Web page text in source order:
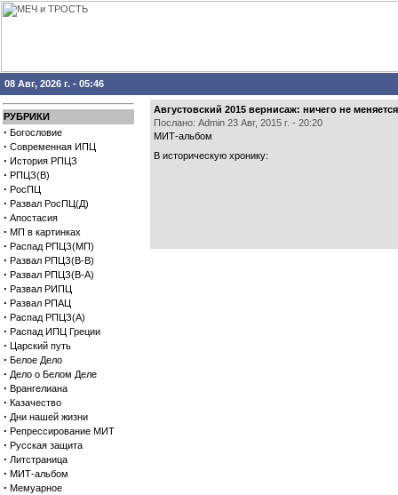
08 Авг, 2026 г. - 05:46
РУБРИКИ
· Богословие
· Современная ИПЦ
· История РПЦЗ
· РПЦЗ(В)
· РосПЦ
· Развал РосПЦ(Д)
· Апостасия
· МП в картинках
· Распад РПЦЗ(МП)
· Развал РПЦЗ(В-В)
· Развал РПЦЗ(В-А)
· Развал РИПЦ
· Развал РПАЦ
· Распад РПЦЗ(А)
· Распад ИПЦ Греции
· Царский путь
· Белое Дело
· Дело о Белом Деле
· Врангелиана
· Казачество
· Дни нашей жизни
· Репрессирование МИТ
· Русская защита
· Литстраница
· МИТ-альбом
· Мемуарное
Августовский 2015 вернисаж: ничего не
Послано: Admin 23 Авг, 2015 г. - 20:20
МИТ-альбом
В историческую хронику: